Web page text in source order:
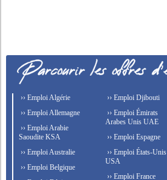
›› Emploi Algérie
›› Emploi Allemagne
›› Emploi Arabie
Saoudite KSA
›› Emploi Australie
›› Emploi Belgique
›› Emploi Djibouti
›› Emploi Émirats
Arabes Unis UAE
›› Emploi Espagne
›› Emploi États-Unis
USA
›› Emploi France